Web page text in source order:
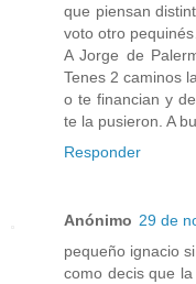
que piensan
voto otro
A Jorge de
Tenes 2 caminos
o te financian y
te la pusieron. A
Responder
Anónimo 29 de
pequeño ignacio
como decis que